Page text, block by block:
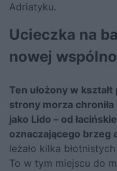
Adriatyku.
Ucieczka na
nowej
Ten ułożony w
strony morza chroniła
jako Lido – od
oznaczającego brzeg
leżało kilka
To w tym miejscu do